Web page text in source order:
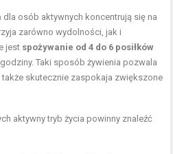
dla osób aktywnych koncentrują się na
zarówno wydolności, jak i
jest spożywanie od 4 do 6 posiłków
Taki sposób żywienia pozwala
także skutecznie zaspokaja zwiększone
aktywny tryb życia powinny znaleźć